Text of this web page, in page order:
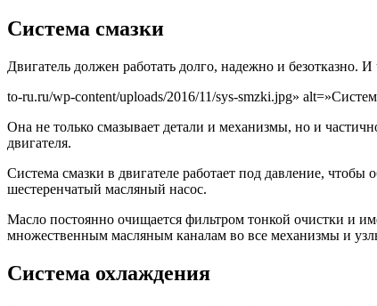
Система смазки
Двигатель должен работать долго, надежно и безотказно.
to-ru.ru/wp-content/uploads/2016/11/sys-smzki.jpg»
Она не только смазывает детали и механизмы, но и
двигателя.
Система смазки в двигателе работает под давление,
шестеренчатый масляный насос.
Масло постоянно очищается фильтром тонкой очистки и
множественным масляным каналам во все механизмы и
Система охлаждения